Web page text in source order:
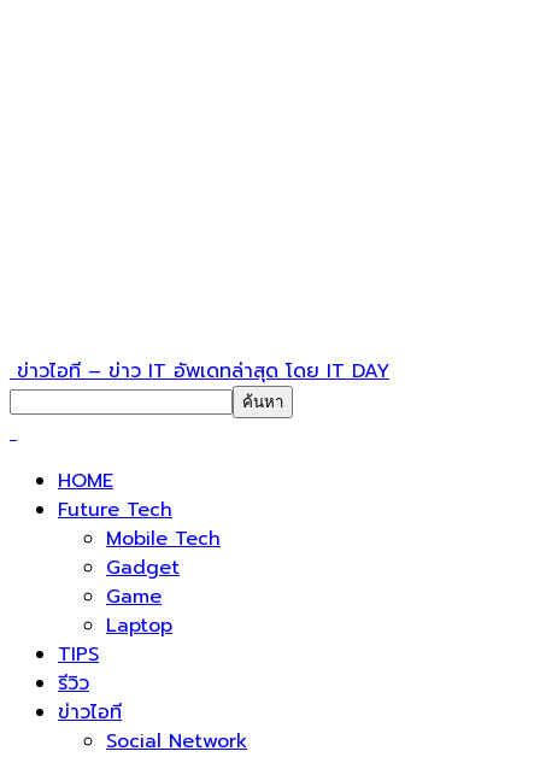
ข่าวไอที – ข่าว IT อัพเดทล่าสุด โดย IT DAY
HOME
Future Tech
Mobile Tech
Gadget
Game
Laptop
TIPS
รีวิว
ข่าวไอที
Social Network